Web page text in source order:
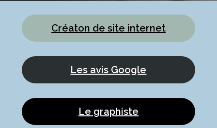
Créaton de site internet
Les avis Google
Le graphiste